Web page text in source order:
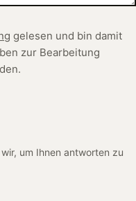
gelesen und bin damit
zur Bearbeitung
um Ihnen antworten zu